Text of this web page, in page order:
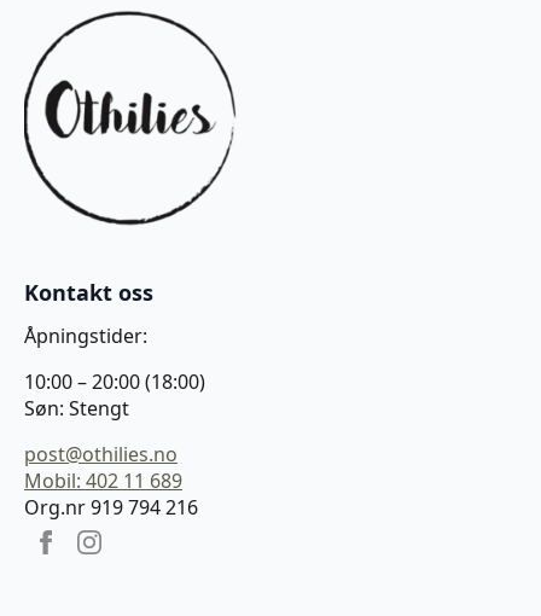
Kontakt oss
Åpningstider:
10:00 – 20:00 (18:00)
Søn: Stengt
post@othilies.no
Mobil: 402 11 689
Org.nr 919 794 216